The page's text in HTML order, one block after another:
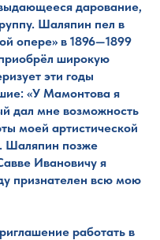
дарование,
Шаляпин пел в
опере» в 1896—1899
широкую
эти годы
«У Мамонтова я
дал мне возможность
моей артистической
Шаляпин позже
Ивановичу я
признателен всю мою
работать в